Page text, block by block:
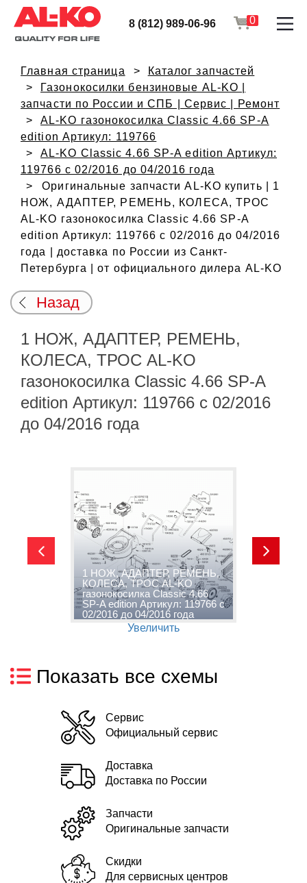
8 (812) 989-06-96 0
Главная страница
Каталог запчастей
Газонокосилки бензиновые AL-KO |
запчасти по России и СПБ | Сервис | Ремонт
AL-KO газонокосилка Classic 4.66 SP-A
edition Артикул: 119766
AL-KO Classic 4.66 SP-A edition Артикул:
119766 с 02/2016 до 04/2016 года
Оригинальные запчасти AL-KO купить | 1
НОЖ, АДАПТЕР, РЕМЕНЬ, КОЛЕСА, ТРОС
AL-KO газонокосилка Classic 4.66 SP-A
edition Артикул: 119766 с 02/2016 до 04/2016
года | доставка по России из Санкт-
Петербурга | от официального дилера AL-KO
Назад
1 НОЖ, АДАПТЕР, РЕМЕНЬ,
КОЛЕСА, ТРОС AL-KO
газонокосилка Classic 4.66 SP-A
edition Артикул: 119766 с 02/2016
до 04/2016 года
1 НОЖ, АДАПТЕР, РЕМЕНЬ,
КОЛЕСА, ТРОС AL-KO
газонокосилка Classic 4.66
SP-A edition Артикул: 119766 с
02/2016 до 04/2016 года
Увеличить
Показать все схемы
Сервис
Официальный сервис
Доставка
Доставка по России
Запчасти
Оригинальные запчасти
Скидки
Для сервисных центров